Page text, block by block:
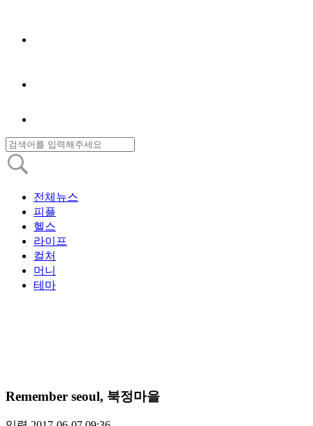
전체뉴스
피플
헬스
라이프
컬처
머니
테마
Remember seoul, 북정마을